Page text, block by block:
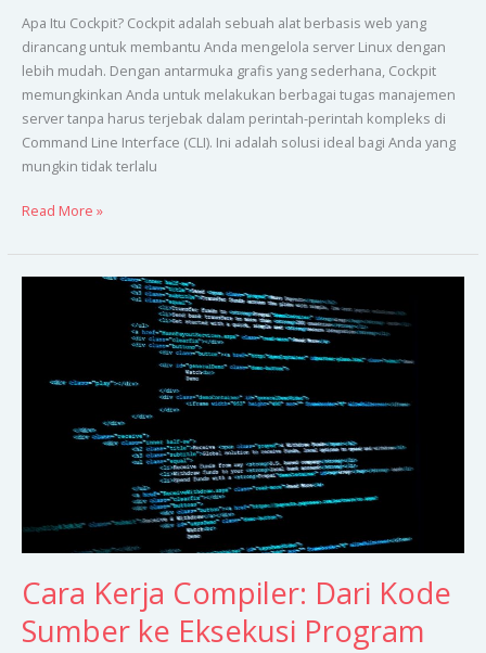
Apa Itu Cockpit? Cockpit adalah sebuah alat berbasis web yang
dirancang untuk membantu Anda mengelola server Linux dengan
lebih mudah. Dengan antarmuka grafis yang sederhana, Cockpit
memungkinkan Anda untuk melakukan berbagai tugas manajemen
server tanpa harus terjebak dalam perintah-perintah kompleks di
Command Line Interface (CLI). Ini adalah solusi ideal bagi Anda yang
mungkin tidak terlalu
Read More »
Cara Kerja Compiler: Dari Kode
Sumber ke Eksekusi Program
Kode